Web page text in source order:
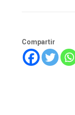
Compartir